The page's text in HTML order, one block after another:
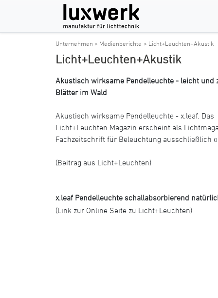
Unternehmen > Medienberichte > Licht+Leuchten+Akustik
Licht+Leuchten+Akustik
Akustisch wirksame Pendelleuchte - leicht und
Blätter im Wald
Akustisch wirksame Pendelleuchte - x.leaf. Das
Licht+Leuchten Magazin erscheint als
Fachzeitschrift für Beleuchtung ausschließlich
(Beitrag aus Licht+Leuchten)
x.leaf Pendelleuchte schallabsorbierend
(Link zur Online Seite zu Licht+Leuchten)